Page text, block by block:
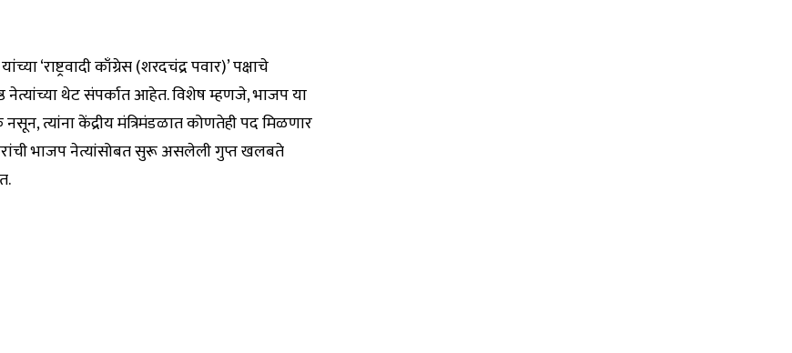
‘राष्ट्रवादी काँग्रेस (शरदचंद्र पवार)’ पक्षाचे
नेत्यांच्या थेट संपर्कात आहेत. विशेष म्हणजे, भाजप या
त्यांना केंद्रीय मंत्रिमंडळात कोणतेही पद मिळणार
भाजप नेत्यांसोबत सुरू असलेली गुप्त खलबते